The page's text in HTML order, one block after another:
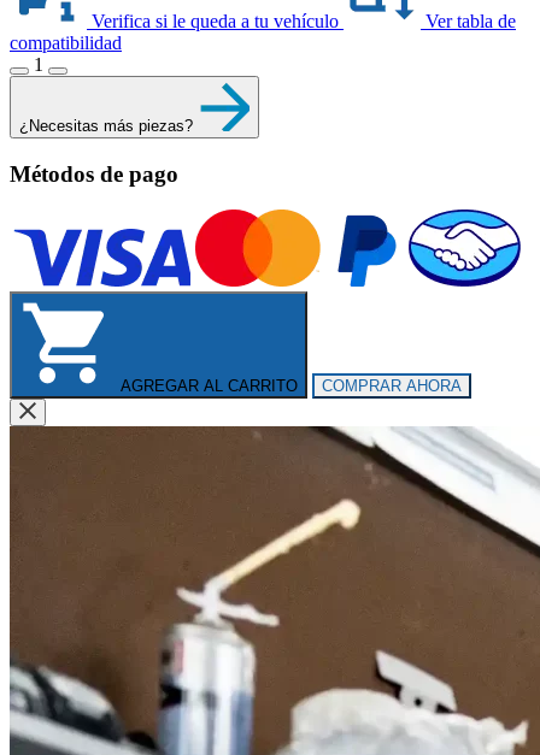
Verifica si le queda a tu vehículo
Ver tabla de
compatibilidad
1
¿Necesitas más piezas?
Métodos de pago
AGREGAR AL CARRITO COMPRAR AHORA